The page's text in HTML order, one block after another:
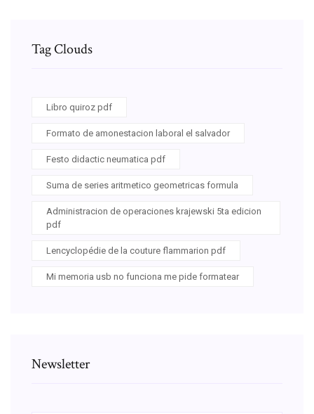
Tag Clouds
Libro quiroz pdf
Formato de amonestacion laboral el salvador
Festo didactic neumatica pdf
Suma de series aritmetico geometricas formula
Administracion de operaciones krajewski 5ta edicion
pdf
Lencyclopédie de la couture flammarion pdf
Mi memoria usb no funciona me pide formatear
Newsletter